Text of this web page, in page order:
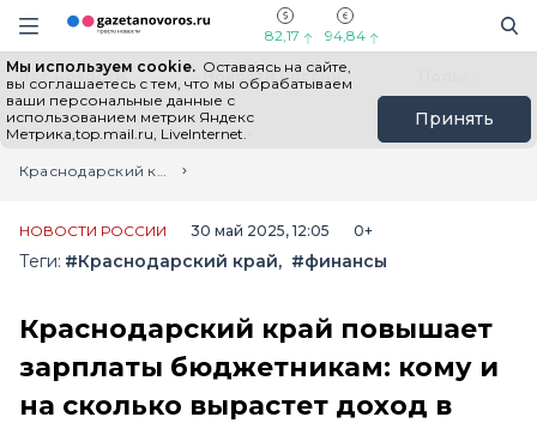
Информационный портал "ГазетаНоворос.ру"
Навигация сайта
82,17 94,84
Мы используем cookie. Оставаясь на сайте,
вы соглашаетесь с тем, что мы обрабатываем
ваши персональные данные с
использованием метрик Яндекс
Метрика,top.mail.ru, LiveInternet.
Принять
Все новости Новости России
Главная
Лента новостей
Краснодарский край повышает зарплаты бюджетникам: кому и на сколько вырастет доход в 2025 году
НОВОСТИ РОССИИ 30 май 2025, 12:05 0+
Теги: #Краснодарский край #финансы
Краснодарский край повышает
зарплаты бюджетникам: кому и
на сколько вырастет доход в